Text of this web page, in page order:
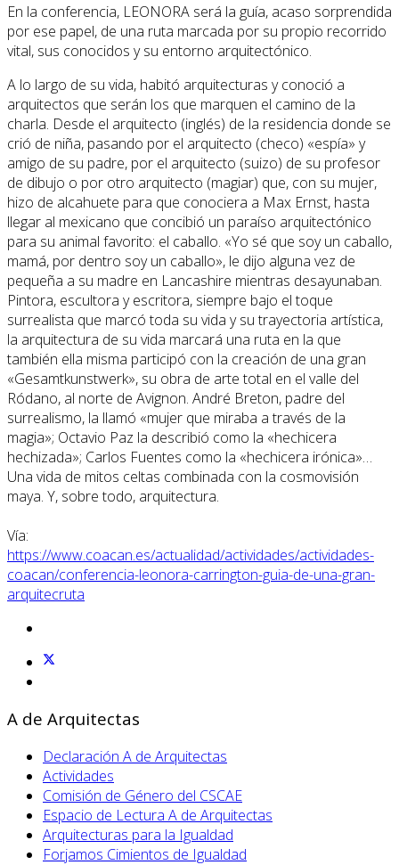
En la conferencia, LEONORA será la guía, acaso sorprendida
por ese papel, de una ruta marcada por su propio recorrido
vital, sus conocidos y su entorno arquitectónico.
A lo largo de su vida, habitó arquitecturas y conoció a
arquitectos que serán los que marquen el camino de la
charla. Desde el arquitecto (inglés) de la residencia donde se
crió de niña, pasando por el arquitecto (checo) «espía» y
amigo de su padre, por el arquitecto (suizo) de su profesor
de dibujo o por otro arquitecto (magiar) que, con su mujer,
hizo de alcahuete para que conociera a Max Ernst, hasta
llegar al mexicano que concibió un paraíso arquitectónico
para su animal favorito: el caballo. «Yo sé que soy un caballo,
mamá, por dentro soy un caballo», le dijo alguna vez de
pequeña a su madre en Lancashire mientras desayunaban.
Pintora, escultora y escritora, siempre bajo el toque
surrealista que marcó toda su vida y su trayectoria artística,
la arquitectura de su vida marcará una ruta en la que
también ella misma participó con la creación de una gran
«Gesamtkunstwerk», su obra de arte total en el valle del
Ródano, al norte de Avignon. André Breton, padre del
surrealismo, la llamó «mujer que miraba a través de la
magia»; Octavio Paz la describió como la «hechicera
hechizada»; Carlos Fuentes como la «hechicera irónica»…
Una vida de mitos celtas combinada con la cosmovisión
maya. Y, sobre todo, arquitectura.
Vía:
https://www.coacan.es/actualidad/actividades/actividades-
coacan/conferencia-leonora-carrington-guia-de-una-gran-
arquitecruta
A de Arquitectas
Declaración A de Arquitectas
Actividades
Comisión de Género del CSCAE
Espacio de Lectura A de Arquitectas
Arquitecturas para la Igualdad
Forjamos Cimientos de Igualdad